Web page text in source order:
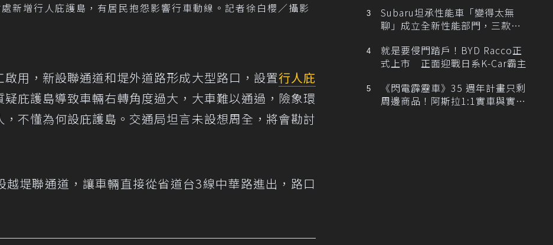
新增行人庇護島，有居民抱怨影響行車動線。記者徐白櫻／攝影
用，新設聯通道和堤外道路形成大型路口，設置行人庇
庇護島導致車輛右轉角度過大，大車難以通過，險象環
不懂為何設庇護島。交通局坦言未設想周全，將會勘討
堤聯通道，讓車輛直接從省道台3線中華路進出，路口
Subaru坦承性能車「變得太無
聊」成立全新性能部門，三款手
就是要侵門踏戶！BYD Racco正
式上市 正面迎戰日系K-Car霸主
《閃電霹靂車》35 週年計畫只剩
周邊商品！阿斯拉1:1實車與實體